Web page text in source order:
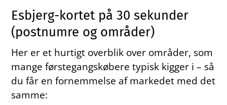
Esbjerg-kortet på 30 sekunder
(postnumre og områder)
Her er et hurtigt overblik over områder, som
mange førstegangskøbere typisk kigger i – så
du får en fornemmelse af markedet med det
samme: